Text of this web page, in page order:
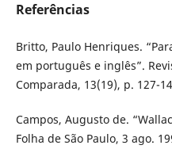
Referências
Britto, Paulo Henriques.
em português e inglês”.
Comparada, 13(19), p. 127-
Campos, Augusto de.
Folha de São Paulo, 3 ago.